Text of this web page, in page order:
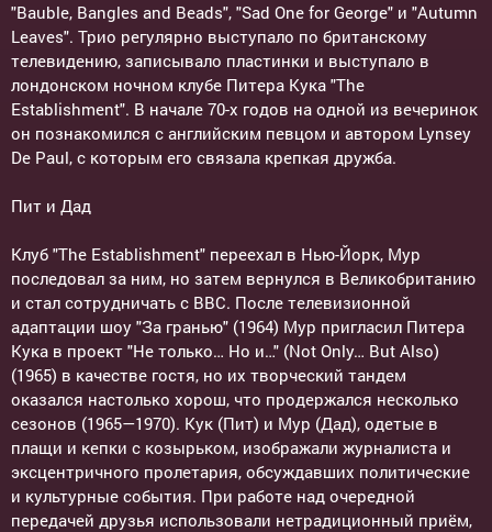
"Bauble, Bangles and Beads", "Sad One for George" и "Autumn
Leaves". Трио регулярно выступало по британскому
телевидению, записывало пластинки и выступало в
лондонском ночном клубе Питера Кука "The
Establishment". В начале 70-х годов на одной из вечеринок
он познакомился с английским певцом и автором Lynsey
De Paul, с которым его связала крепкая дружба.
Пит и Дад
Клуб "The Establishment" переехал в Нью-Йорк, Мур
последовал за ним, но затем вернулся в Великобританию
и стал сотрудничать с BBC. После телевизионной
адаптации шоу "За гранью" (1964) Мур пригласил Питера
Кука в проект "Не только… Но и…" (Not Only… But Also)
(1965) в качестве гостя, но их творческий тандем
оказался настолько хорош, что продержался несколько
сезонов (1965—1970). Кук (Пит) и Мур (Дад), одетые в
плащи и кепки с козырьком, изображали журналиста и
эксцентричного пролетария, обсуждавших политические
и культурные события. При работе над очередной
передачей друзья использовали нетрадиционный приём,